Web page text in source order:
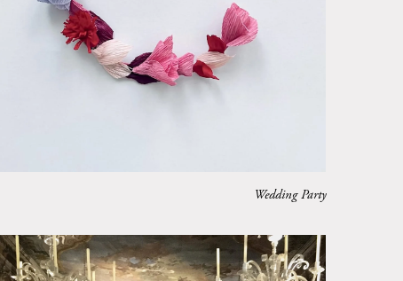
Wedding Party